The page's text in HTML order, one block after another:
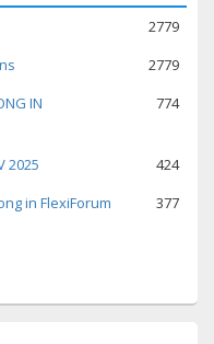
2779
2779
IN
774
2025
424
in FlexiForum 377